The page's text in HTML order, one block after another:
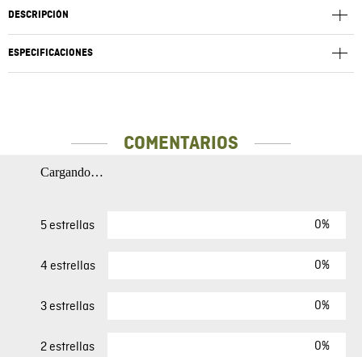
DESCRIPCIÓN
ESPECIFICACIONES
COMENTARIOS
Cargando…
5 estrellas 0%
4 estrellas 0%
3 estrellas 0%
2 estrellas 0%